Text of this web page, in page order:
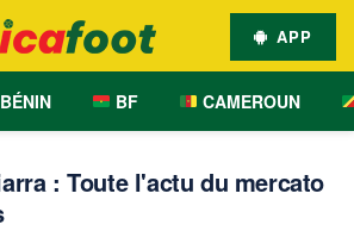
APP
BÉNIN BF CAMEROUN
: Toute l'actu du mercato